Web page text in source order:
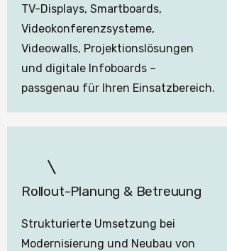
TV-Displays, Smartboards,
Videokonferenzsysteme,
Videowalls, Projektionslösungen
und digitale Infoboards –
passgenau für Ihren Einsatzbereich.
Rollout-Planung & Betreuung
Strukturierte Umsetzung bei
Modernisierung und Neubau von